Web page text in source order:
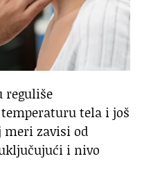
reguliše
tela i još
meri zavisi od
i nivo